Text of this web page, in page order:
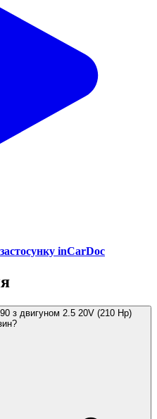
inCarDoc
з двигуном 2.5 20V (210 Hp)